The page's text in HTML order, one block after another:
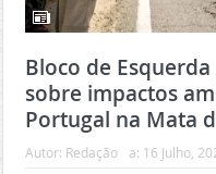
Bloco de
sobre impactos
Portugal na Mata
Autor: Redação a: 16 Julho,